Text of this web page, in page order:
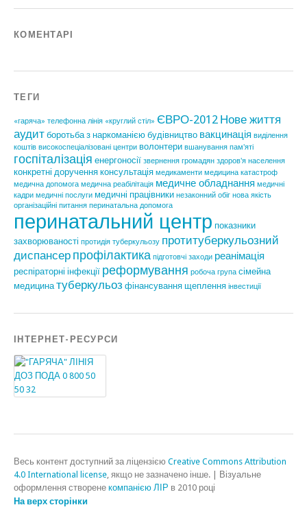
КОМЕНТАРІ
ТЕГИ
«гаряча» телефонна лінія «круглий стіл» ЄВРО-2012 Нове життя
аудит боротьба з наркоманією будівництво вакцинація виділення
коштів високоспеціалізовані центри волонтери вшанування пам'яті
госпіталізація енергоносії звернення громадян здоров'я населення
конкретні доручення консультація медикаменти медицина катастроф
медична допомога медична реабілітація медичне обладнання медичні
кадри медичні послуги медичні працівники незаконний обіг нова якість
організаційні питання перинатальна допомога
перинатальний центр показники
захворюваності протидія туберкульозу протитуберкульозний
диспансер профілактика підготовчі заходи реанімація
респіраторні інфекції реформування робоча група сімейна
медицина туберкульоз фінансування щеплення інвестиції
ІНТЕРНЕТ-РЕСУРСИ
Весь контент доступний за ліцензією Creative Commons Attribution
4.0 International license , якщо не зазначено інше. | Візуальне
оформлення створене компанією ЛІР в 2010 році
На верх сторінки